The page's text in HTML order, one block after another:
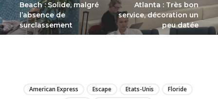
Beach : Solide, malgré
l’absence de
surclassement
Atlanta : Très bon
service, décoration un
peu datée
American Express Escape Etats-Unis
Floride